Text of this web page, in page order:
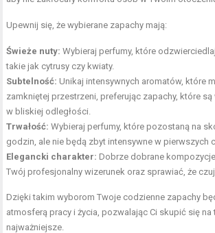
Upewnij się, że wybierane zapachy mają:
Świeże nuty: Wybieraj perfumy, które
takie jak cytrusy czy kwiaty.
Subtelność: Unikaj intensywnych aromatów, które
zamkniętej przestrzeni, preferując zapachy, które
w bliskiej odległości.
Trwałość: Wybieraj perfumy, które pozostaną na
godzin, ale nie będą zbyt intensywne w pierwszych
Elegancki charakter: Dobrze dobrane
Twój profesjonalny wizerunek oraz sprawiać, że
Dzięki takim wyborom Twoje codzienne zapachy
atmosferą pracy i życia, pozwalając Ci skupić się na
najważniejsze.